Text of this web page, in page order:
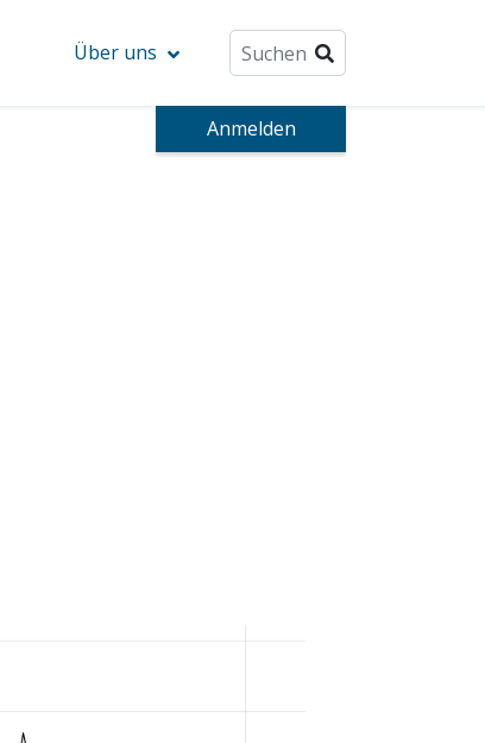
Über uns
Anmelden